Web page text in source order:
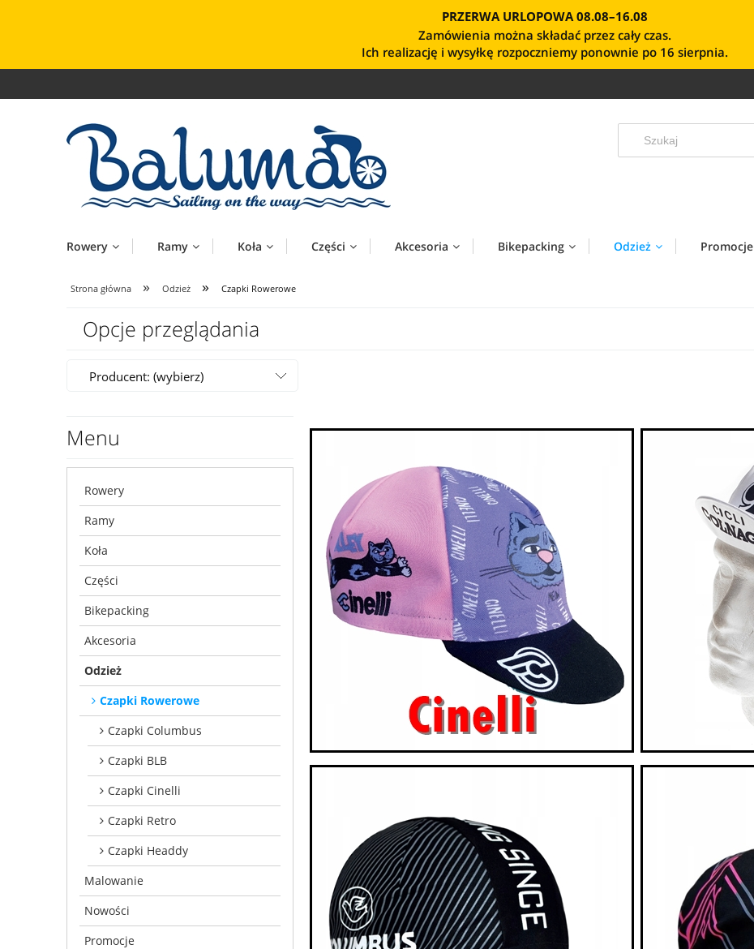
PRZERWA URLOPOWA 08.08–16.08
Zamówienia można składać przez cały czas.
Ich realizację i wysyłkę rozpoczniemy ponownie po 16 sierpnia.
Rowery Ramy Koła Części Akcesoria Bikepacking Odzież Promocje
Strona główna » Odzież » Czapki Rowerowe
Opcje przeglądania
Producent: (wybierz)
Menu
Rowery
Ramy
Koła
Części
Bikepacking
Akcesoria
Odzież
Czapki Rowerowe
Czapki Columbus
Czapki BLB
Czapki Cinelli
Czapki Retro
Czapki Headdy
Malowanie
Nowości
Promocje